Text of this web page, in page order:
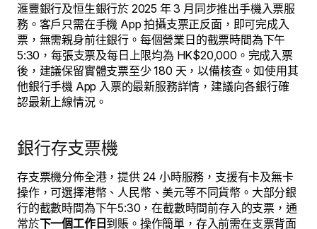
滙豐銀行及恒生銀行於 2025 年 3 月同步推出手機入票服
務。客戶只需在手機 App 拍攝支票正反面，即可完成入
票，無需親身前往銀行。每個營業日的截票時間為下午
5:30，每張支票及每日上限均為 HK$20,000。完成入票
後，建議保留實體支票至少 180 天，以備核查。如使用其
他銀行手機 App 入票的最新服務詳情，建議向各銀行確
認最新上線情況。
銀行存支票機
存支票機分佈全港，提供 24 小時服務，支援有卡及無卡
操作，可選擇港幣、人民幣、美元等不同貨幣。大部分銀
行的截數時間為下午5:30，在截數時間前存入的支票，通
常於下一個工作日到賬。操作簡單，存入前需在支票背面